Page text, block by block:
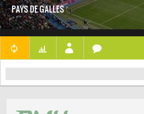
QUARTS DE FINALE
DEMI-FINALES
CLASSEMENTS
LES BUTEURS
LES 32 ÉQUIPES
PAYS DE GALLES